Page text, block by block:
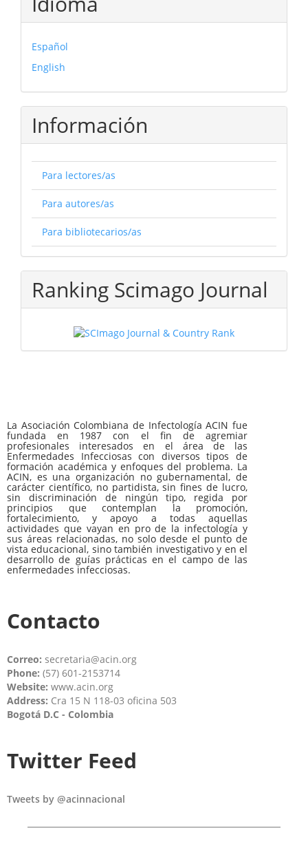
Español
English
Información
Para lectores/as
Para autores/as
Para bibliotecarios/as
Ranking Scimago Journal
La Asociación Colombiana de Infectología ACIN fue
fundada en 1987 con el fin de agremiar
profesionales interesados en el área de las
Enfermedades Infecciosas con diversos tipos de
formación académica y enfoques del problema. La
ACIN, es una organización no gubernamental, de
carácter científico, no partidista, sin fines de lucro,
sin discriminación de ningún tipo, regida por
principios que contemplan la promoción,
fortalecimiento, y apoyo a todas aquellas
actividades que vayan en pro de la infectología y
sus áreas relacionadas, no solo desde el punto de
vista educacional, sino también investigativo y en el
desarrollo de guías prácticas en el campo de las
enfermedades infecciosas.
Contacto
Correo: secretaria@acin.org
Phone: (57) 601-2153714
Website: www.acin.org
Address: Cra 15 N 118-03 oficina 503
Bogotá D.C - Colombia
Twitter Feed
Tweets by @acinnacional